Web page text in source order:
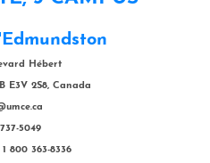
Hébert
E3V 2S8, Canada
5049
800 363-8336